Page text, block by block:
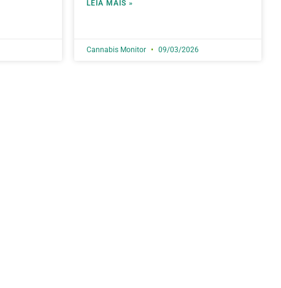
LEIA MAIS »
Cannabis Monitor 09/03/2026